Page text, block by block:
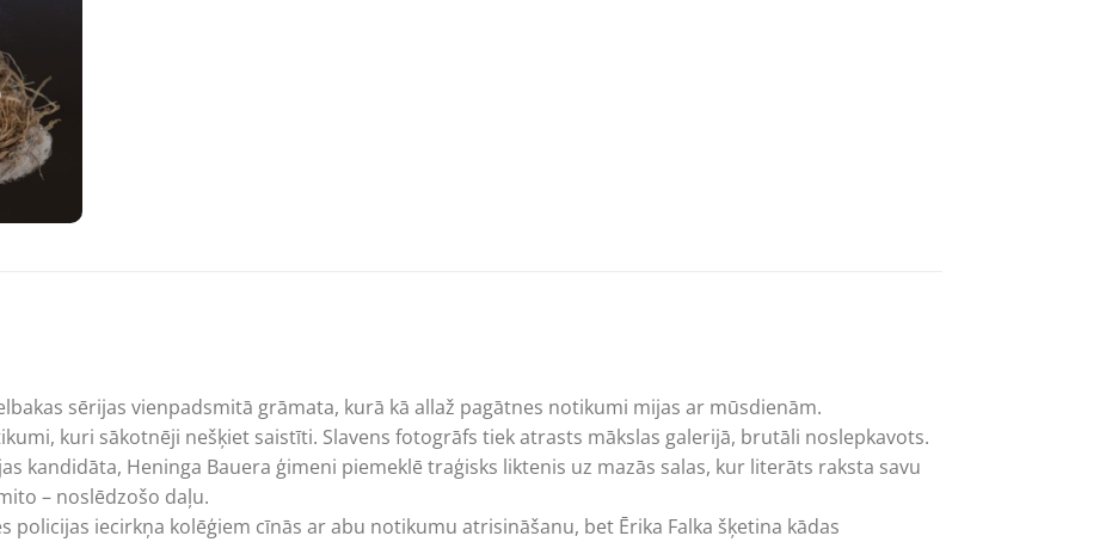
sērijas vienpadsmitā grāmata, kurā kā allaž pagātnes notikumi mijas ar mūsdienām.
kuri sākotnēji nešķiet saistīti. Slavens fotogrāfs tiek atrasts mākslas galerijā, brutāli noslepkavots.
kandidāta, Heninga Bauera ģimeni piemeklē traģisks liktenis uz mazās salas, kur literāts raksta savu
– noslēdzošo daļu.
policijas iecirkņa kolēģiem cīnās ar abu notikumu atrisināšanu, bet Ērika Falka šķetina kādas